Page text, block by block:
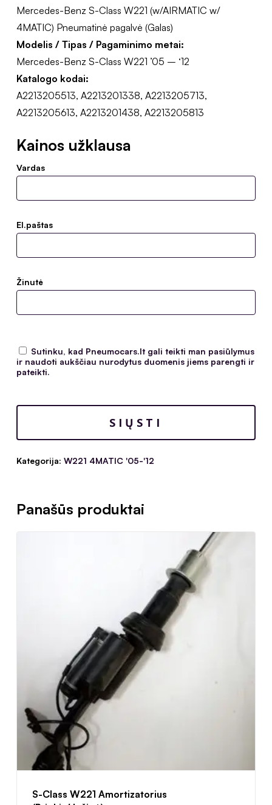
Mercedes-Benz S-Class W221 (w/AIRMATIC w/
4MATIC) Pneumatinė pagalvė (Galas)
Modelis / Tipas / Pagaminimo metai:
Mercedes-Benz S-Class W221 ’05 – ‘12
Katalogo kodai:
A2213205513, A2213201338, A2213205713,
A2213205613, A2213201438, A2213205813
Kainos užklausa
Vardas
El.paštas
Žinutė
Sutinku, kad Pneumocars.lt gali teikti man pasiūlymus
ir naudoti aukščiau nurodytus duomenis jiems parengti ir
pateikti.
Kategorija: W221 4MATIC '05-'12
Panašūs produktai
S-Class W221 Amortizatorius